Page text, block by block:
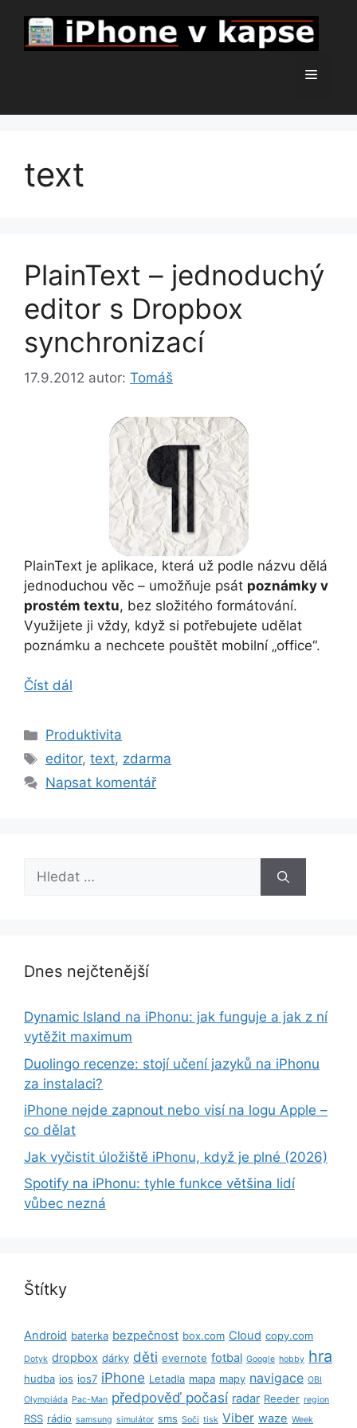
obsah
Menu
text
PlainText – jednoduchý
editor s Dropbox
synchronizací
17.9.2012 autor: Tomáš
PlainText je aplikace, která už podle názvu dělá
jednoduchou věc – umožňuje psát poznámky v
prostém textu, bez složitého formátování.
Využijete ji vždy, když si potřebujete udělat
poznámku a nechcete pouštět mobilní „office“.
Číst dál
Rubriky
Produktivita
Štítky
editor,text, zdarma
Napsat komentář
Hledat:
Dnes nejčtenější
Dynamic Island na iPhonu: jak funguje a jak z ní
vytěžit maximum
Duolingo recenze: stojí učení jazyků na iPhonu
za instalaci?
iPhone nejde zapnout nebo visí na logu Apple –
co dělat
Jak vyčistit úložiště iPhonu, když je plné (2026)
Spotify na iPhonu: tyhle funkce většina lidí
vůbec nezná
Štítky
Android baterka bezpečnost box.com Cloud copy.com
Dotyk dropbox dárky děti evernote fotbal Google hobby hra
hudba ios ios7 iPhone Letadla mapa mapy navigace OBI
Olympiáda Pac-Man předpověď počasí radar Reeder region
RSS rádio samsung simulátor sms Soči tisk Viber waze Week